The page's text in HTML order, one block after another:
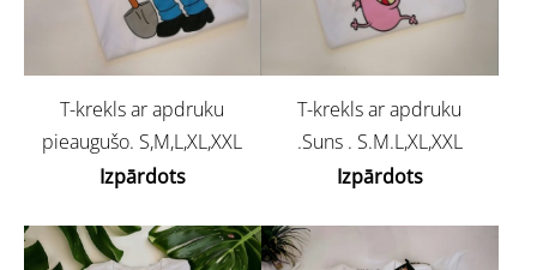
T-krekls ar apdruku
pieaugušo. S,M,L,XL,XXL
Izpārdots
T-krekls ar apdruku
.Suns . S.M.L,XL,XXL
Izpārdots